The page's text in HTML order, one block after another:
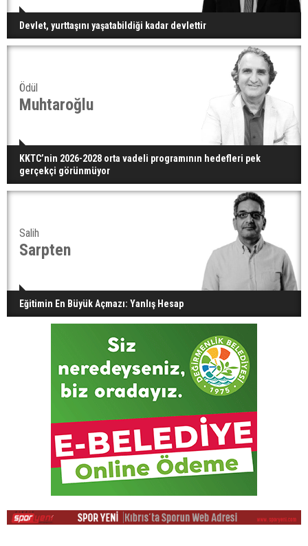
Devlet, yurttaşını yaşatabildiği kadar devlettir
Ödül
Muhtaroğlu
KKTC’nin 2026-2028 orta vadeli programının hedefleri pek
gerçekçi görünmüyor
Salih
Sarpten
Eğitimin En Büyük Açmazı: Yanlış Hesap